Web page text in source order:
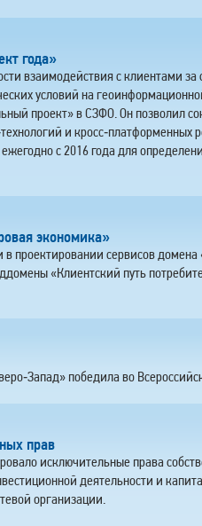
года»
взаимодействия с клиентами за
условий на
проект» в СЗФО. Он позволил
и
с 2016 года для
экономика»
проектировании сервисов
«Клиентский путь
победила во
прав
исключительные права
деятельности и
организации.